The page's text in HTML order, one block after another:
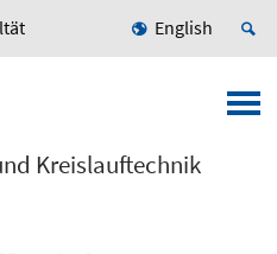
English
Kreislauftechnik